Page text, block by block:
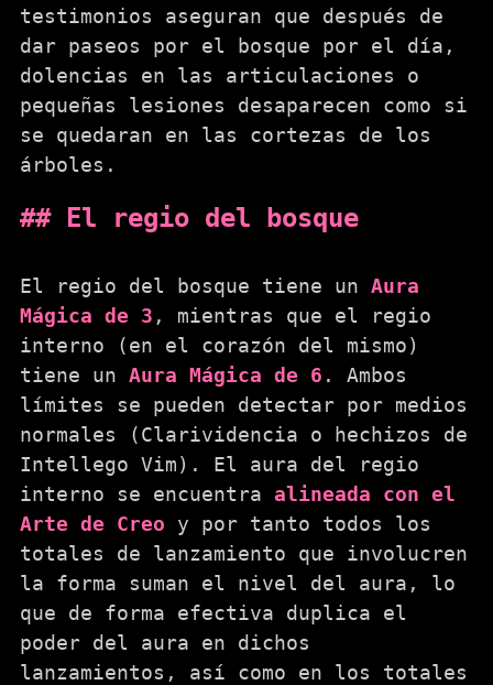
testimonios aseguran que después de
dar paseos por el bosque por el día,
dolencias en las articulaciones o
pequeñas lesiones desaparecen como si
se quedaran en las cortezas de los
árboles.
El regio del bosque
El regio del bosque tiene un Aura
Mágica de 3 , mientras que el regio
interno (en el corazón del mismo)
tiene un Aura Mágica de 6 . Ambos
límites se pueden detectar por medios
normales (Clarividencia o hechizos de
Intellego Vim). El aura del regio
interno se encuentra alineada con el
Arte de Creo y por tanto todos los
totales de lanzamiento que involucren
la forma suman el nivel del aura, lo
que de forma efectiva duplica el
poder del aura en dichos
lanzamientos, así como en los totales